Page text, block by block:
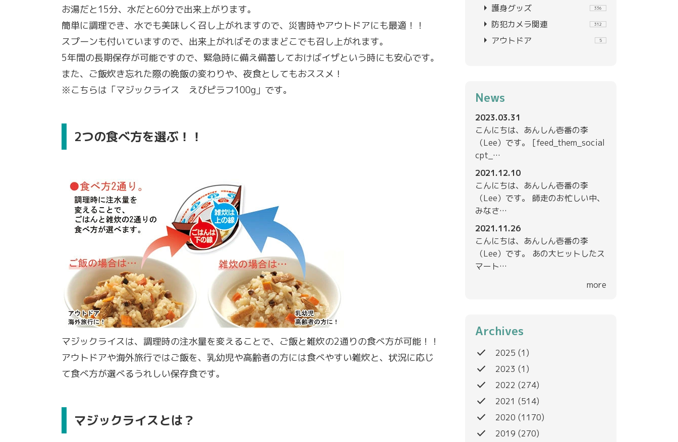
お湯だと15分、水だと60分で出来上がります。
簡単に調理でき、水でも美味しく召し上がれますので、災害時やアウトドアにも最適！！
スプーンも付いていますので、出来上がればそのままどこでも召し上がれます。
5年間の長期保存が可能ですので、緊急時に備え備蓄しておけばイザという時にも安心です。
また、ご飯炊き忘れた際の晩飯の変わりや、夜食としてもおススメ！
※こちらは「マジックライス えびピラフ100g」です。
2つの食べ方を選ぶ！！
マジックライスは、調理時の注水量を変えることで、ご飯と雑炊の2通りの食べ方が可能！！
アウトドアや海外旅行ではご飯を、乳幼児や高齢者の方には食べやすい雑炊と、状況に応じ
て食べ方が選べるうれしい保存食です。
マジックライスとは？
arrow_right 護身グッズ 336
arrow_right 防犯カメラ関連 312
arrow_right アウトドア 5
News
2023.03.31
こんにちは、あんしん壱番の李
（Lee）です。 [feed_them_social
cpt_…
2021.12.10
こんにちは、あんしん壱番の李
（Lee）です。 師走のお忙しい中、
みなさ…
2021.11.26
こんにちは、あんしん壱番の李
（Lee）です。 あの大ヒットしたス
マート…
more
Archives
done 2025 (1)
done 2023 (1)
done 2022 (274)
done 2021 (514)
done 2020 (1170)
done 2019 (270)